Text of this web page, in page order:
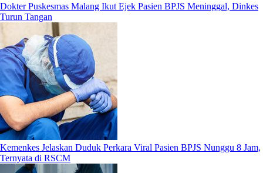
Dokter Puskesmas Malang Ikut Ejek Pasien BPJS Meninggal, Dinkes
Turun Tangan
Kemenkes Jelaskan Duduk Perkara Viral Pasien BPJS Nunggu 8 Jam,
Ternyata di RSCM